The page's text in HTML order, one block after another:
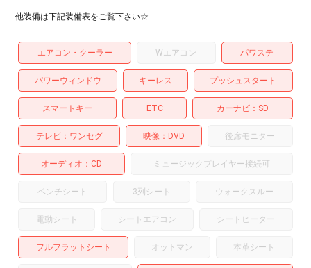
他装備は下記装備表をご覧下さい☆
エアコン・クーラー Wエアコン パワステ
パワーウィンドウ キーレス プッシュスタート
スマートキー ETC カーナビ SD
テレビ ワンセグ 映像 DVD 後席モニター
オーディオ CD ミュージックプレイヤー接続可
ベンチシート 3列シート ウォークスルー
電動シート シートエアコン シートヒーター
フルフラットシート オットマン 本革シート